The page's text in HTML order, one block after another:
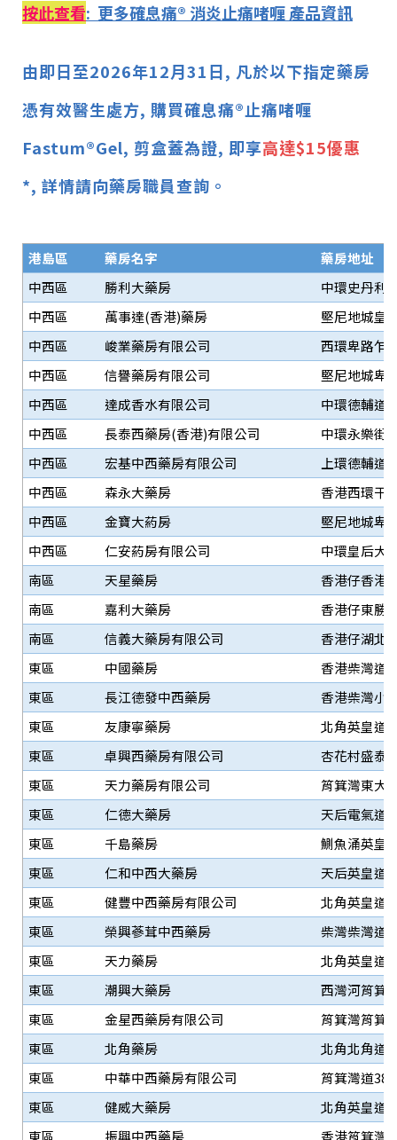
按此查看: 更多確息痛® 消炎止痛啫喱 產品資訊
由即日至2026年12月31日, 凡於以下指定藥房
憑有效醫生處方, 購買確息痛®止痛啫喱
Fastum®Gel, 剪盒蓋為證, 即享高達$15優惠
*, 詳情請向藥房職員查詢。
港島區 藥房名字
藥房地址
中西區
勝利大藥房
中環史丹利
中西區
萬事達(香港)藥房
堅尼地城皇
中西區
峻業藥房有限公司
西環卑路乍
中西區
信譽藥房有限公司
堅尼地城卑
中西區
達成香水有限公司
中環德輔道
中西區
長泰西藥房(香港)有限公司
中環永樂街
中西區
宏基中西藥房有限公司
上環德輔道
中西區
森永大藥房
香港西環干
中西區
金寶大葯房
堅尼地城卑
中西區
仁安葯房有限公司
中環皇后大
南區
天星藥房
香港仔香港
南區
嘉利大藥房
香港仔東勝
南區
信義大藥房有限公司
香港仔湖北
東區
中國藥房
香港柴灣道
東區
長江德發中西藥房
香港柴灣小
東區
友康寧藥房
北角英皇道
東區
卓興西藥房有限公司
杏花村盛泰
東區
天力藥房有限公司
筲箕灣東大
東區
仁德大藥房
天后電氣道
東區
千島藥房
鰂魚涌英皇
東區
仁和中西大藥房
天后英皇道
東區
健豐中西藥房有限公司
北角英皇道
東區
榮興蔘茸中西藥房
柴灣柴灣道
東區
天力藥房
北角英皇道
東區
潮興大藥房
西灣河筲箕
東區
金星西藥房有限公司
筲箕灣筲箕
東區
北角藥房
北角北角道
東區
中華中西藥房有限公司
筲箕灣道
東區
健威大藥房
北角英皇道
東區
振興中西藥房 香港筲箕灣